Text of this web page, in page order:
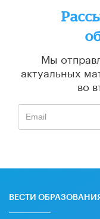
Мы
актуальных
во
ВЕСТИ